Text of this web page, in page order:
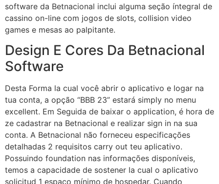
software da Betnacional inclui alguma seção íntegral de
cassino on-line com jogos de slots, collision video
games e mesas ao palpitante.
Design E Cores Da Betnacional
Software
Desta Forma la cual você abrir o aplicativo e logar na
tua conta, a opção “BBB 23” estará simply no menu
excellent. Em Seguida de baixar o application, é hora de
ze cadastrar na Betnacional e realizar sign in na sua
conta. A Betnacional não forneceu especificações
detalhadas 2 requisitos carry out teu aplicativo.
Possuindo foundation nas informações disponíveis,
temos a capacidade de sostener la cual o aplicativo
solicitud 1 espaço mínimo de hospedar. Cuando